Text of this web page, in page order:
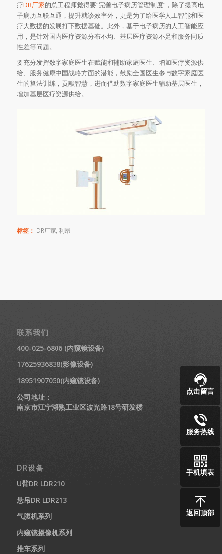
疗DR厂家的总工程师觉得要“完善电子病历管理制度”，除了提高电
子病历互联互通，提升就诊效率外，更是为了给医学人工智能和医
疗大数据的发展打下数据基础。此外，基于电子病历的人工智能应
用，是针对国内医疗资源分布不均、基层医疗资源不足和服务同质
性差等问题。
要充分发挥数字家庭医生在赋能和辅助家庭医生、增加医疗资源供
给、服务健康中国战略方面的潜能，鼓励全国医生参与数字家庭医
生的算法训练，贡献智慧，进而借助数字家庭医生辅助基层医生，
增加基层医疗资源供给。
标签： DR厂家, 利昂
联系我们
400-025-6806 (内窥镜设备)
17625936838(影像设备)
18951907050(内窥镜设备)
公司地址：
南京市江宁湖熟工业区波光路18号研发楼
DR设备
U臂DR LDR210
悬吊DR LDR213
气腹机系列
内窥镜摄像机系列
推车系列
点击留言
服务热线
手机填表
返回顶部